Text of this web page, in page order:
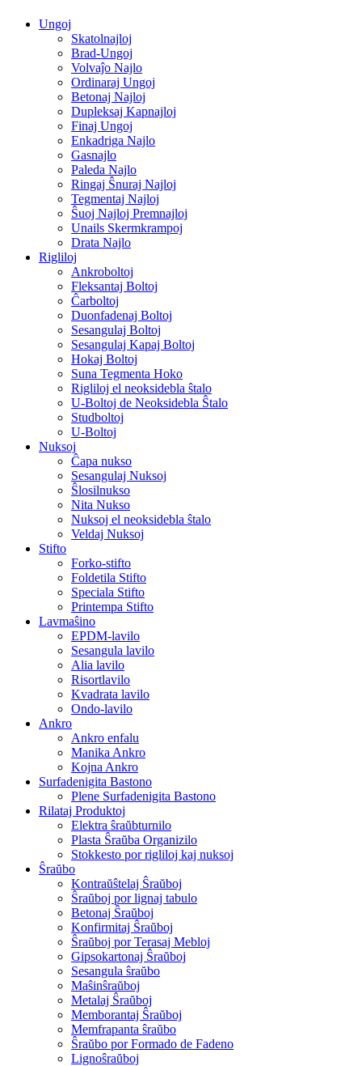
Ungoj
Skatolnajloj
Brad-Ungoj
Volvaĵo Najlo
Ordinaraj Ungoj
Betonaj Najloj
Dupleksaj Kapnajloj
Finaj Ungoj
Enkadriga Najlo
Gasnajlo
Paleda Najlo
Ringaj Ŝnuraj Najloj
Tegmentaj Najloj
Ŝuoj Najloj Premnajloj
Unails Skermkrampoj
Drata Najlo
Rigliloj
Ankroboltoj
Fleksantaj Boltoj
Ĉarboltoj
Duonfadenaj Boltoj
Sesangulaj Boltoj
Sesangulaj Kapaj Boltoj
Hokaj Boltoj
Suna Tegmenta Hoko
Rigliloj el neoksidebla ŝtalo
U-Boltoj de Neoksidebla Ŝtalo
Studboltoj
U-Boltoj
Nuksoj
Ĉapa nukso
Sesangulaj Nuksoj
Ŝlosilnukso
Nita Nukso
Nuksoj el neoksidebla ŝtalo
Veldaj Nuksoj
Stifto
Forko-stifto
Foldetila Stifto
Speciala Stifto
Printempa Stifto
Lavmaŝino
EPDM-lavilo
Sesangula lavilo
Alia lavilo
Risortlavilo
Kvadrata lavilo
Ondo-lavilo
Ankro
Ankro enfalu
Manika Ankro
Kojna Ankro
Surfadenigita Bastono
Plene Surfadenigita Bastono
Rilataj Produktoj
Elektra ŝraŭbturnilo
Plasta Ŝraŭba Organizilo
Stokkesto por rigliloj kaj nuksoj
Ŝraŭbo
Kontraŭŝtelaj Ŝraŭboj
Ŝraŭboj por lignaj tabulo
Betonaj Ŝraŭboj
Konfirmitaj Ŝraŭboj
Ŝraŭboj por Terasaj Mebloj
Gipsokartonaj Ŝraŭboj
Sesangula ŝraŭbo
Maŝinŝraŭboj
Metalaj Ŝraŭboj
Memborantaj Ŝraŭboj
Memfrapanta ŝraŭbo
Ŝraŭbo por Formado de Fadeno
Lignoŝraŭboj